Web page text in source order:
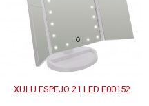
XULU ESPEJO 21 LED E00152